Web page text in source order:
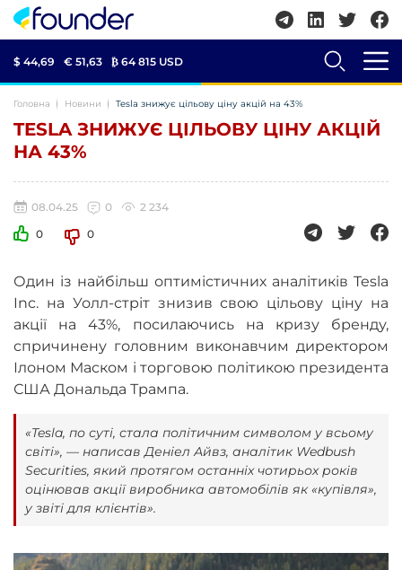
$ 44,69 € 51,63 ₿ 64 815 USD
Головна Новини Tesla знижує цільову ціну акцій на 43%
TESLA ЗНИЖУЄ ЦІЛЬОВУ ЦІНУ АКЦІЙ
НА 43%
08.04.25 0
2 234
0
0
Один із найбільш оптимістичних аналітиків Tesla
Inc. на Уолл-стріт знизив свою цільову ціну на
акції на 43%, посилаючись на кризу бренду,
спричинену головним виконавчим директором
Ілоном Маском і торговою політикою президента
США Дональда Трампа.
«Tesla, по суті, стала політичним символом у всьому
світі», — написав Деніел Айвз, аналітик Wedbush
Securities, який протягом останніх чотирьох років
оцінював акції виробника автомобілів як «купівля»,
у звіті для клієнтів».